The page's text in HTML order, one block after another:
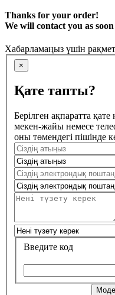
Thanks for your order!
We will contact you as soon
Хабарламаңыз үшін
×
Қате тапты?
Берілген ақпаратта
мекен-жайы немесе
оны төмендегі пішінде
Введите код